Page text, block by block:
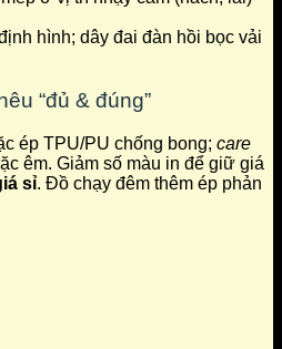
hình; dây đai đàn hồi bọc vải
“đủ & đúng”
ép TPU/PU chống bong; care
êm. Giảm số màu in để giữ giá
sỉ. Đồ chạy đêm thêm ép phản